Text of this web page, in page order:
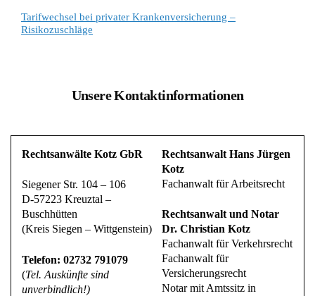
Tarifwechsel bei privater Krankenversicherung –
Risikozuschläge
Unsere Kontaktinformationen
Rechtsanwälte Kotz GbR
Siegener Str. 104 – 106
D-57223 Kreuztal –
Buschhütten
(Kreis Siegen – Wittgenstein)
Telefon: 02732 791079
(Tel. Auskünfte sind
unverbindlich!)
Rechtsanwalt Hans Jürgen
Kotz
Fachanwalt für Arbeitsrecht
Rechtsanwalt und Notar
Dr. Christian Kotz
Fachanwalt für Verkehrsrecht
Fachanwalt für
Versicherungsrecht
Notar mit Amtssitz in